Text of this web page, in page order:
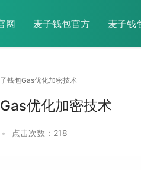
网 麦子钱包官方 麦子钱
钱包Gas优化加密技术
优化加密技术
• 点击次数：218